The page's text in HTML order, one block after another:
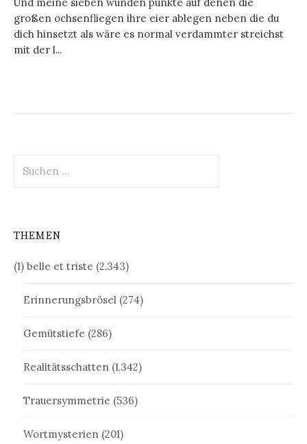
Und meine sieben wunden punkte auf denen die
großen ochsenfliegen ihre eier ablegen neben die du
dich hinsetzt als wäre es normal verdammter streichst
mit der l...
nach:
THEMEN
(1) belle et triste (2.343)
Erinnerungsbrösel (274)
Gemütstiefe (286)
Realitätsschatten (1.342)
Trauersymmetrie (536)
Wortmysterien (201)